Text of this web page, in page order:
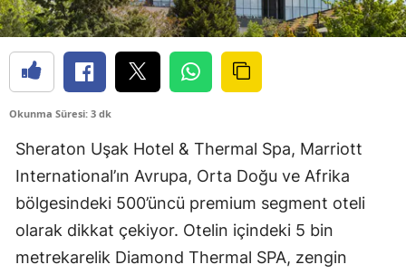
Okunma Süresi: 3 dk
Sheraton Uşak Hotel & Thermal Spa, Marriott
International’ın Avrupa, Orta Doğu ve Afrika
bölgesindeki 500’üncü premium segment oteli
olarak dikkat çekiyor. Otelin içindeki 5 bin
metrekarelik Diamond Thermal SPA, zengin